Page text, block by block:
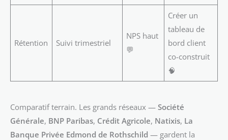
Rétention Suivi trimestriel
NPS haut
💬
Créer un
tableau de
bord client
co-construit
🧠
Comparatif terrain. Les grands réseaux — Société
Générale, BNP Paribas, Crédit Agricole, Natixis, La
Banque Privée Edmond de Rothschild — gardent la